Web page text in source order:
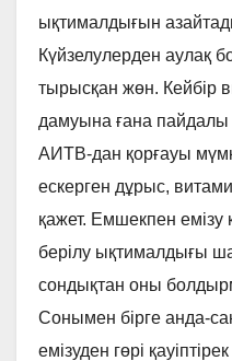
ықтималдығын
Күйзелулерден аулақ
тырысқан жөн. Кейбір
дамуына ғана пайдалы
АИТВ-дан қорғауы
ескерген дұрыс,
қажет. Емшекпен емізу
берілу ықтималдығы
сондықтан оны
Сонымен бірге анда-
емізуден гөрі